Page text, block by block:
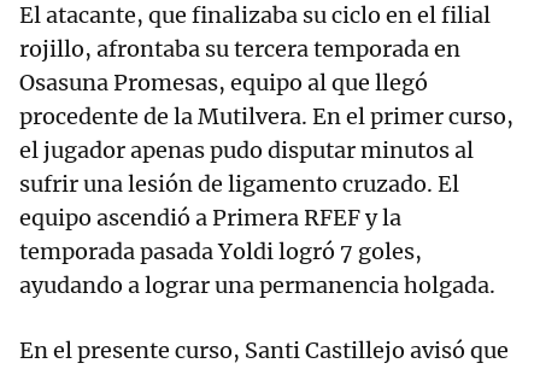
El atacante, que finalizaba su ciclo en el filial
rojillo, afrontaba su tercera temporada en
Osasuna Promesas, equipo al que llegó
procedente de la Mutilvera. En el primer curso,
el jugador apenas pudo disputar minutos al
sufrir una lesión de ligamento cruzado. El
equipo ascendió a Primera RFEF y la
temporada pasada Yoldi logró 7 goles,
ayudando a lograr una permanencia holgada.
En el presente curso, Santi Castillejo avisó que